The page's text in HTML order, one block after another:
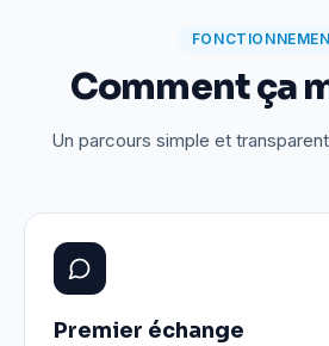
Comment ça
Un parcours simple et
Premier échange